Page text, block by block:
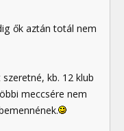
ők aztán totál nem
kb. 12 klub
meccsére nem